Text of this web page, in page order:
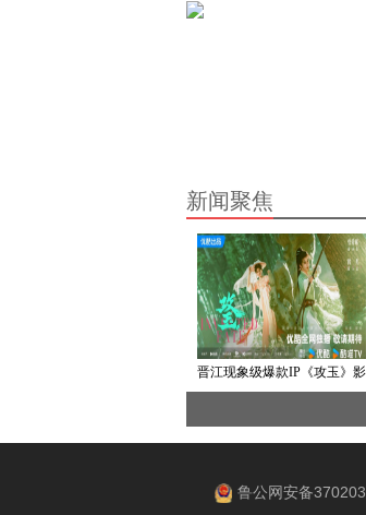
新闻聚焦
晋江现象级爆款IP《攻玉》影
演
鲁公网安备